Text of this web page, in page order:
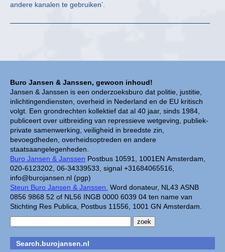
Buro Jansen & Janssen, gewoon inhoud!
Jansen & Janssen is een onderzoeksburo dat politie, justitie,
inlichtingendiensten, overheid in Nederland en de EU kritisch
volgt. Een grondrechten kollektief dat al 40 jaar, sinds 1984,
publiceert over uitbreiding van repressieve wetgeving, publiek-
private samenwerking, veiligheid in breedste zin,
bevoegdheden, overheidsoptreden en andere
staatsaangelegenheden.
Buro Jansen & Janssen Postbus 10591, 1001EN Amsterdam,
020-6123202, 06-34339533, signal +31684065516,
info@burojansen.nl (pgp)
Steun Buro Jansen & Janssen. Word donateur, NL43 ASNB
0856 9868 52 of NL56 INGB 0000 6039 04 ten name van
Stichting Res Publica, Postbus 11556, 1001 GN Amsterdam.
Search.burojansen.nl
andere kanalen te gebruiken’.